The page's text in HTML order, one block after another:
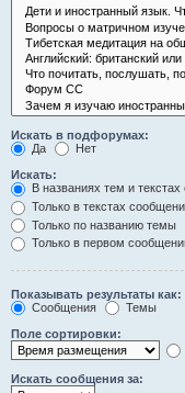
Искать в подфорумах:
Да
Нет
Искать:
В названиях тем и
Только в текстах
Только по названию темы
Только в первом
Показывать результаты как:
Сообщения
Темы
Поле сортировки:
Искать сообщения за: